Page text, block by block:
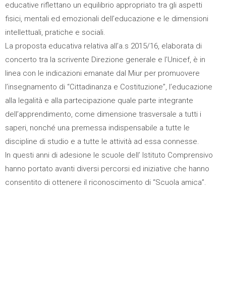
educative riflettano un equilibrio appropriato tra gli aspetti
fisici, mentali ed emozionali dell’educazione e le dimensioni
intellettuali, pratiche e sociali.
La proposta educativa relativa all’a.s 2015/16, elaborata di
concerto tra la scrivente Direzione generale e l’Unicef, è in
linea con le indicazioni emanate dal Miur per promuovere
l’insegnamento di “Cittadinanza e Costituzione”, l’educazione
alla legalità e alla partecipazione quale parte integrante
dell’apprendimento, come dimensione trasversale a tutti i
saperi, nonché una premessa indispensabile a tutte le
discipline di studio e a tutte le attività ad essa connesse.
In questi anni di adesione le scuole dell’ Istituto Comprensivo
hanno portato avanti diversi percorsi ed iniziative che hanno
consentito di ottenere il riconoscimento di “Scuola amica”.